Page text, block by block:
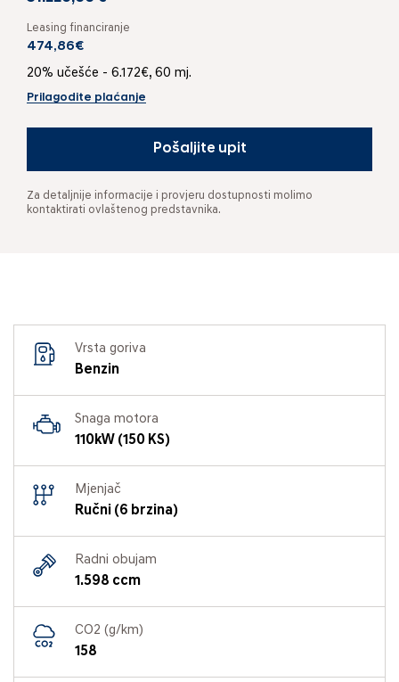
Leasing financiranje
474,86€
20% učešće - 6.172€, 60 mj.
Prilagodite plaćanje
Pošaljite upit
Za detaljnije informacije i provjeru dostupnosti molimo
kontaktirati ovlaštenog predstavnika.
Vrsta goriva
Benzin
Snaga motora
110kW (150 KS)
Mjenjač
Ručni (6 brzina)
Radni obujam
1.598 ccm
CO2 (g/km)
158